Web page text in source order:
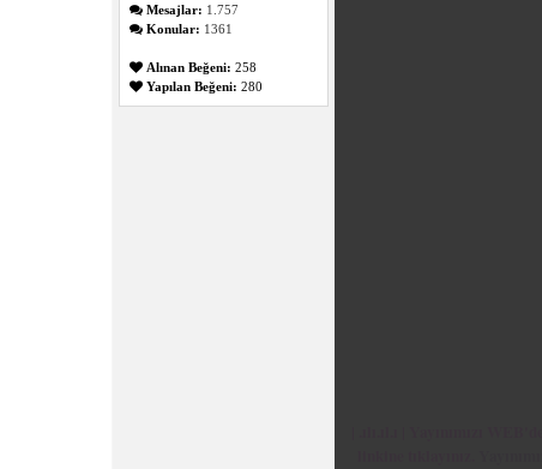
Mesajlar: 1.757
Konular: 1361
Alınan Beğeni: 258
Yapılan Beğeni: 280